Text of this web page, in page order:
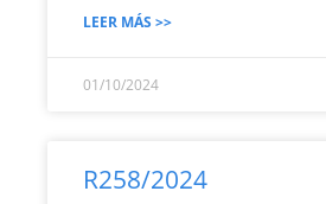
LEER MÁS >>
01/10/2024
R258/2024